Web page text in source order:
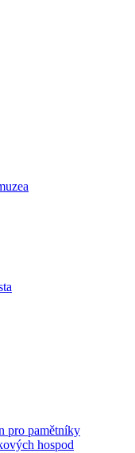
pro pamětníky
hospod